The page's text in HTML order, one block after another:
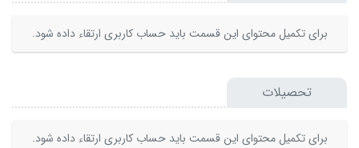
برای تکمیل محتوای این قسمت باید حساب کاربری ارتقاء داده شود.
تحصیلات
برای تکمیل محتوای این قسمت باید حساب کاربری ارتقاء داده شود.